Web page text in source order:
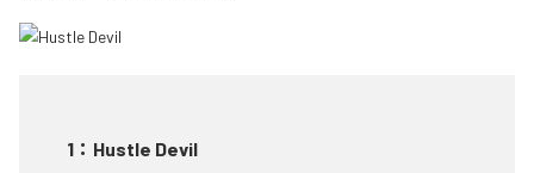
1 ： Hustle Devil